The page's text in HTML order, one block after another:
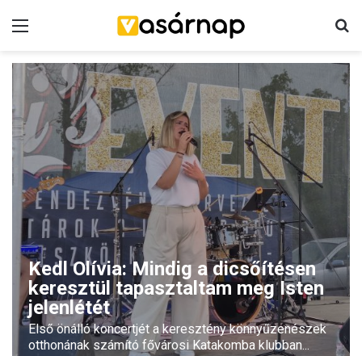
Kedl Olívia: Mindig a dicsőítésen
keresztül tapasztaltam meg Isten
jelenlétét
Első önálló koncertjét a keresztény könnyűzenészek
otthonának számító fővárosi Katakomba klubban...